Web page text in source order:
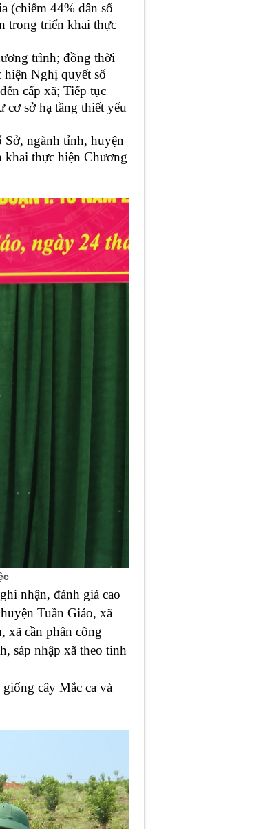
(chiếm 44% dân số
trong triển khai thực
trình; đồng thời
Nghị quyết số
cấp xã; Tiếp tục
cơ sở hạ tầng thiết yếu
Sở, ngành tỉnh, huyện
khai thực hiện Chương
nhận, đánh giá cao
Tuần Giáo, xã
xã cần phân công
sáp nhập xã theo tinh
cây Mắc ca và